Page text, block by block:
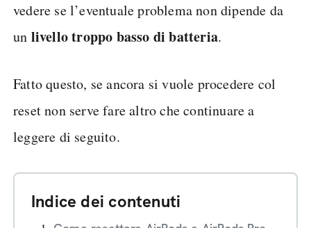
vedere se l’eventuale problema non dipende da
un livello troppo basso di batteria.
Fatto questo, se ancora si vuole procedere col
reset non serve fare altro che continuare a
leggere di seguito.
Indice dei contenuti